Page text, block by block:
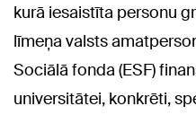
kurā iesaistīta personu
līmeņa valsts
Sociālā fonda (ESF)
universitātei, konkrēti,